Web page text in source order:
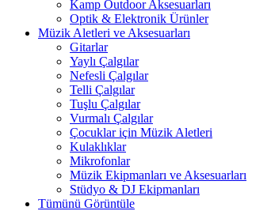
Kamp Outdoor Aksesuarları
Optik & Elektronik Ürünler
Müzik Aletleri ve Aksesuarları
Gitarlar
Yaylı Çalgılar
Nefesli Çalgılar
Telli Çalgılar
Tuşlu Çalgılar
Vurmalı Çalgılar
Çocuklar için Müzik Aletleri
Kulaklıklar
Mikrofonlar
Müzik Ekipmanları ve Aksesuarları
Stüdyo & DJ Ekipmanları
Tümünü Görüntüle